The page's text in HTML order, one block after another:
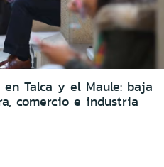
Talca y el Maule: baja
comercio e industria